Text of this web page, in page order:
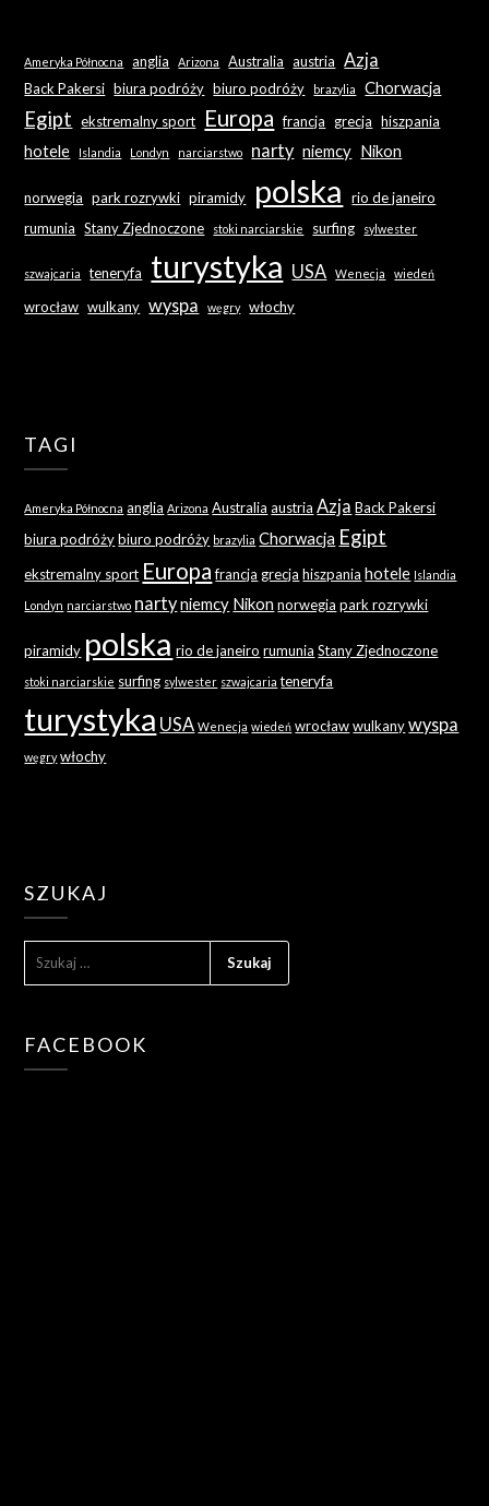
Ameryka Północna anglia Arizona Australia austria Azja
Back Pakersi biura podróży biuro podróży brazylia Chorwacja
Egipt ekstremalny sport Europa francja grecja hiszpania
hotele Islandia Londyn narciarstwo narty niemcy Nikon
norwegia park rozrywki piramidy polska
rio de janeiro
rumunia Stany Zjednoczone stoki narciarskie surfing sylwester
szwajcaria teneryfa turystyka USA Wenecja wiedeń
wrocław wulkany wyspa węgry włochy
TAGI
Ameryka Północna anglia Arizona Australia austria Azja Back Pakersi
biura podróży biuro podróży brazylia Chorwacja Egipt
ekstremalny sport Europa francja grecja hiszpania hotele Islandia
Londyn narciarstwo nartyniemcy Nikon norwegia park rozrywki
piramidy polska rio de janeiro rumunia Stany Zjednoczone
stoki narciarskie surfing sylwester szwajcaria teneryfa
turystyka USA Wenecja wiedeń wrocław wulkany wyspa
węgry włochy
SZUKAJ
FACEBOOK